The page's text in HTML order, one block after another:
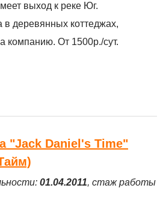
выход к реке Юг.
деревянных коттеджах,
компанию. От 1500р./сут.
"Jack Daniel's Time"
01.04.2011, стаж работы